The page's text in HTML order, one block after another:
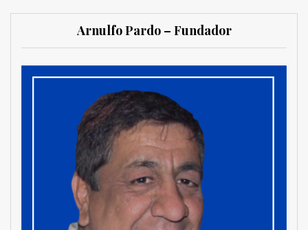
Arnulfo Pardo – Fundador